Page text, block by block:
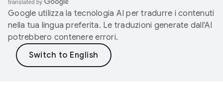
Google utilizza la tecnologia AI per tradurre i contenuti
nella tua lingua preferita. Le traduzioni generate dall'AI
potrebbero contenere errori.